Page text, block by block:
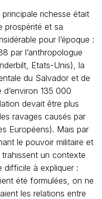
richesse était
prospérité et sa
pour l’époque :
par l’anthropologue
Etats-Unis), la
du Salvador et de
135 000
devait être plus
ravages causés par
Européens). Mais par
le pouvoir militaire et
un contexte
difficile à expliquer :
été formulées, on ne
les relations entre